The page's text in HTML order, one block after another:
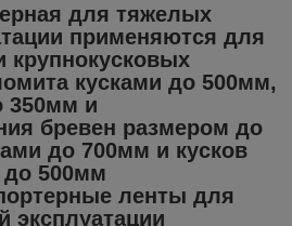
для тяжелых
применяются для
крупнокусковых
кусками до 500мм,
350мм и
бревен размером до
до 700мм и кусков
500мм
ленты для
эксплуатации